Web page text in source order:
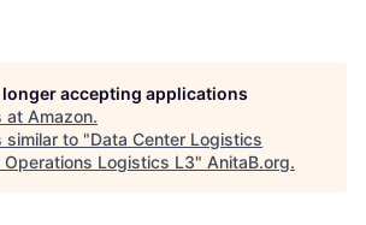
accepting applications
at Amazon.
similar to "Data Center Logistics
Operations Logistics L3" AnitaB.org.